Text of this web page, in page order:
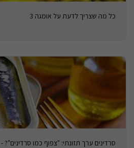
כל מה שצריך לדעת על אומגה 3
סרדינים ערך תזונתי: "צפוף כמו סרדינים"?